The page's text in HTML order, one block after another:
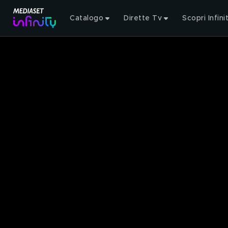
Catalogo Dirette Tv Scopri